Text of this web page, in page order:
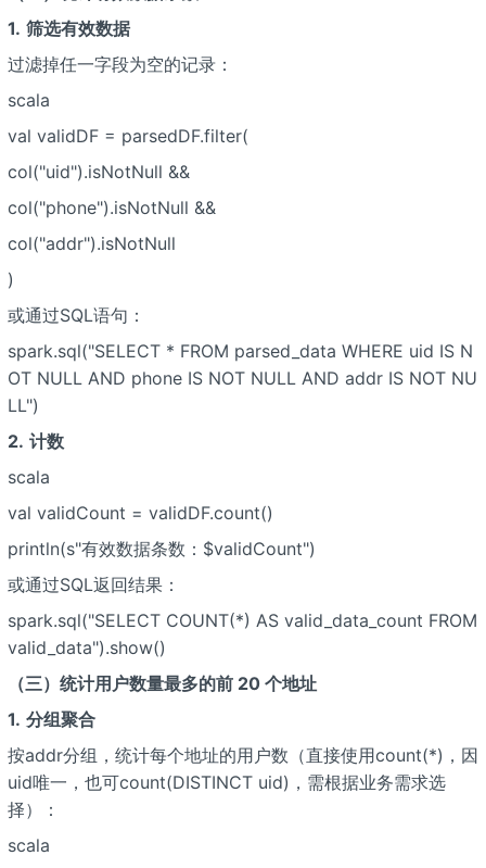
1. 筛选有效数据
过滤掉任一字段为空的记录：
scala
val validDF = parsedDF.filter(
col("uid").isNotNull &&
col("phone").isNotNull &&
col("addr").isNotNull
)
或通过SQL语句：
spark.sql("SELECT * FROM parsed_data WHERE uid IS N
OT NULL AND phone IS NOT NULL AND addr IS NOT NU
LL")
2. 计数
scala
val validCount = validDF.count()
println(s"有效数据条数：$validCount")
或通过SQL返回结果：
spark.sql("SELECT COUNT(*) AS valid_data_count FROM
valid_data").show()
（三）统计用户数量最多的前 20 个地址
1. 分组聚合
按addr分组，统计每个地址的用户数（直接使用count(*)，因
uid唯一，也可count(DISTINCT uid)，需根据业务需求选
择）：
scala